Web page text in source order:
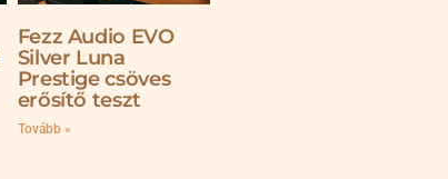
Fezz Audio EVO
Silver Luna
Prestige csöves
erősítő teszt
Tovább »